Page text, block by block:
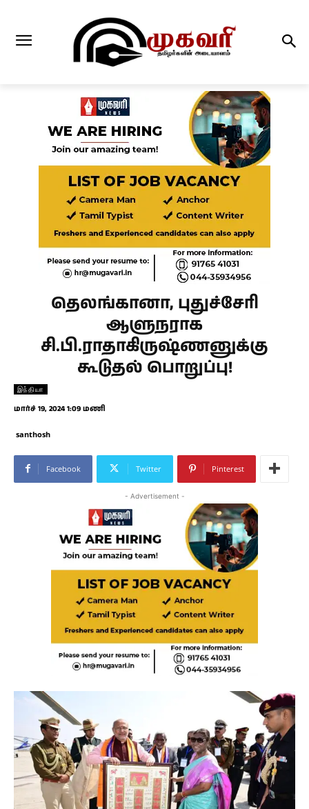
தெலங்கானா, புதுச்சேரி
ஆளுநராக
சி.பி.ராதாகிருஷ்ணனுக்கு
கூடுதல் பொறுப்பு!
இந்தியா
மார்ச் 19, 2024 1:09 மணி
santhosh
Facebook Twitter Pinterest
- Advertisement -